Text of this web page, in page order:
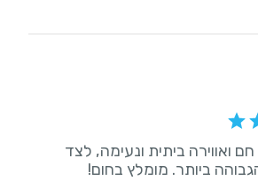
ואווירה ביתית ונעימה, לצד
ביותר. מומלץ בחום!